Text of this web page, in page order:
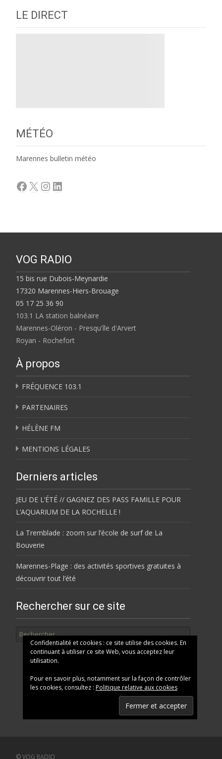
LE DIRECT
MÉTÉO
Marennes bulletin météo
Facebook
X Instagram
LinkedIn
VOG RADIO
15 bis rue Dubois-Meynardie
17320 Marennes-Hiers-Brouage
05 17 25 36 90
103.1 LA station balnéaire
Marennes-Oléron - Presqu'île d'Arvert
Royan - Rochefort
À propos
FRÉQUENCE 103.1
PARTENAIRES
HÉLÈNE FM
MENTIONS LÉGALES
Derniers articles
JEU DE L’ÉTÉ // GAGNEZ DES PASS FAMILLE POUR
L’AQUARIUM DE LA ROCHELLE !
La Tremblade : zoom sur l’école de surf de La
Bouverie
Marennes-Plage : des activités sportives gratuites à
découvrir tout l’été
Rechercher sur ce site
Confidentialité et cookies : ce site utilise des cookies. En
continuant à utiliser ce site Web, vous acceptez leur
utilisation.
Pour en savoir plus, notamment sur la façon de contrôler
les cookies, consultez : Politique relative aux cookies
© VOG RADIO